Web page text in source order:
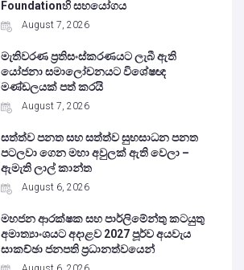
Foundationහි සහයෝගය
August 7, 2026
මැතිවරණ ප්‍රතිසංස්කරණයට ලැබී ඇති
යෝජනා සමාලෝචනයට විශේෂඥ
මණ්ඩලයක් පත් කරයි
August 7, 2026
සත්ත්ව පනත සහ සත්ත්ව සුභසාධන පනත
පටලවා ගෙන මහා අවුලක් ඇති වෙලා –
ඇමැති ලාල් කාන්ත
August 6, 2026
මහජන ආරක්ෂක සහ පාර්ලිමේන්තු කටයුතු
අමාත්‍යාංශයට අදාළව 2027 පූර්ව අයවැය
සාකච්ඡා ජනපති ප්‍රධානත්වයෙන්